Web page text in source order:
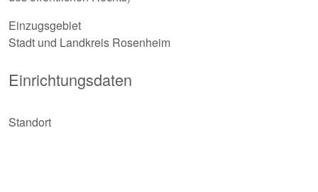
Einzugsgebiet
Stadt und Landkreis Rosenheim
Einrichtungsdaten
Standort